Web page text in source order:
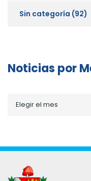
Sin categoría (92)
Noticias por
porElegir el mes